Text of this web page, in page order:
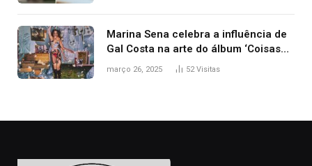
Marina Sena celebra a influência de
Gal Costa na arte do álbum ‘Coisas
naturais’
março 26, 2025 52Visitas